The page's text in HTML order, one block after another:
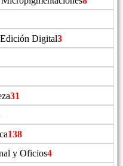
Digital3
31
138
y Oficios4